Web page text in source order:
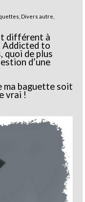
Divers autre
différent à
Addicted to
quoi de plus
d’une
ma baguette soit
vrai !